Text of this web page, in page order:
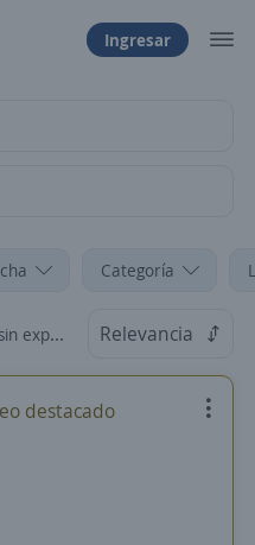
Ingresar
Categoría
Relevancia
destacado